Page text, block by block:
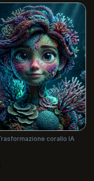
corallo IA